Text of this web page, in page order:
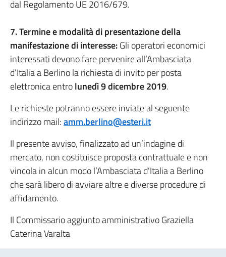
dal Regolamento UE 2016/679.
7. Termine e modalità di presentazione della
manifestazione di interesse:Gli operatori economici
interessati devono fare pervenire all’Ambasciata
d’Italia a Berlino la richiesta di invito per posta
elettronica entrolunedì 9 dicembre 2019.
Le richieste potranno essere inviate al seguente
indirizzo mail:amm.berlino@esteri.it
Il presente avviso, finalizzato ad un’indagine di
mercato, non costituisce proposta contrattuale e non
vincola in alcun modo l’Ambasciata d’Italia a Berlino
che sarà libero di avviare altre e diverse procedure di
affidamento.
Il Commissario aggiunto amministrativo Graziella
Caterina Varalta